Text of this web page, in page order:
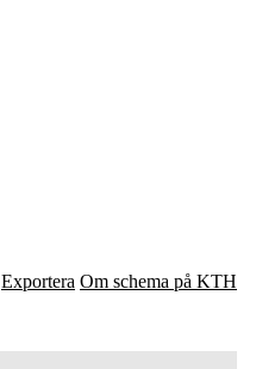
Exportera Om schema på KTH